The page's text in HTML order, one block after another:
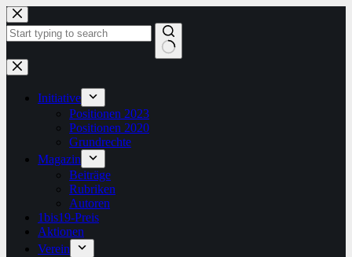
Zum
Inhalt
springen
Keine
Ergebnisse
Initiative
Positionen 2023
Positionen 2020
Grundrechte
Magazin
Beiträge
Rubriken
Autoren
1bis19-Preis
Aktionen
Verein